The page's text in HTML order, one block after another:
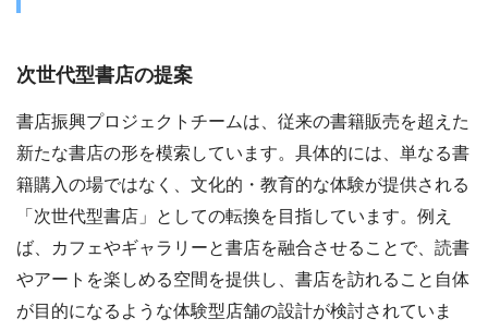
次世代型書店の提案
書店振興プロジェクトチームは、従来の書籍販売を超えた
新たな書店の形を模索しています。具体的には、単なる書
籍購入の場ではなく、文化的・教育的な体験が提供される
「次世代型書店」としての転換を目指しています。例え
ば、カフェやギャラリーと書店を融合させることで、読書
やアートを楽しめる空間を提供し、書店を訪れること自体
が目的になるような体験型店舗の設計が検討されていま